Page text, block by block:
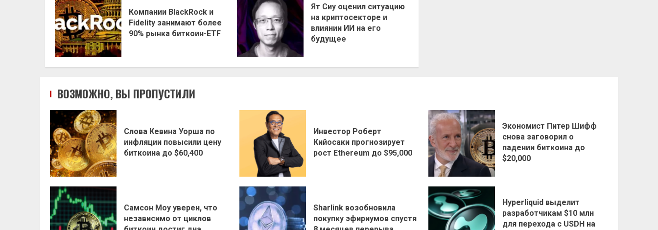
Компании BlackRock и
Fidelity занимают более
90% рынка биткоин-ETF
Ят Сиу оценил ситуацию
на криптосекторе и
влиянии ИИ на его
будущее
ВОЗМОЖНО, ВЫ ПРОПУСТИЛИ
Слова Кевина Уорша по
инфляции повысили цену
биткоина до $60,400
Инвестор Роберт
Кийосаки прогнозирует
рост Ethereum до $95,000
Экономист Питер Шифф
снова заговорил о
падении биткоина до
$20,000
Самсон Моу уверен, что
независимо от циклов
Sharlink возобновила
покупку эфириумов спустя
Hyperliquid выделит
разработчикам $10 млн
для перехода с USDH на